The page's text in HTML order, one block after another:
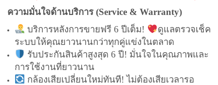
ความมั่นใจด้านบริการ (Service & Warranty)
บริการหลังการขายฟรี 6 ปีเต็ม!
ดูแลตรวจเช็ค
ระบบให้คุณยาวนานกว่าทุกคู่แข่งในตลาด
รับประกันสินค้าสูงสุด 6 ปี! มั่นใจในคุณภาพและ
การใช้งานที่ยาวนาน
กล้องเสียเปลี่ยนใหม่ทันที! ไม่ต้องเสียเวลารอ